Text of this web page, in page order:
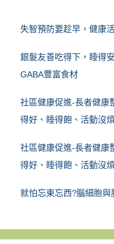
失智預防要趁早，健康
銀髮友善吃得下，睡得
GABA豐富食材
社區健康促進-長者健康
得好、睡得飽、活動沒
社區健康促進-長者健康
得好、睡得飽、活動沒
就怕忘東忘西?腦細胞與